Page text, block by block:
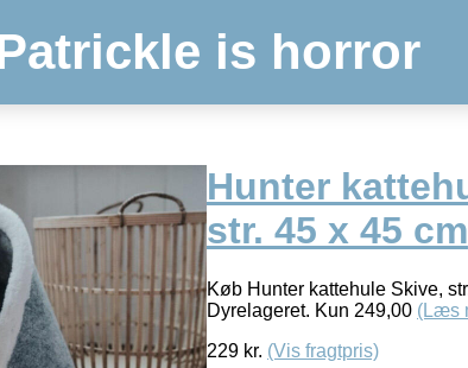
is horror
Hunter
str. 45 x 45 cm
Køb Hunter kattehule Skive,
Dyrelageret. Kun 249,00 (Læs
229 kr. (Vis fragtpris)